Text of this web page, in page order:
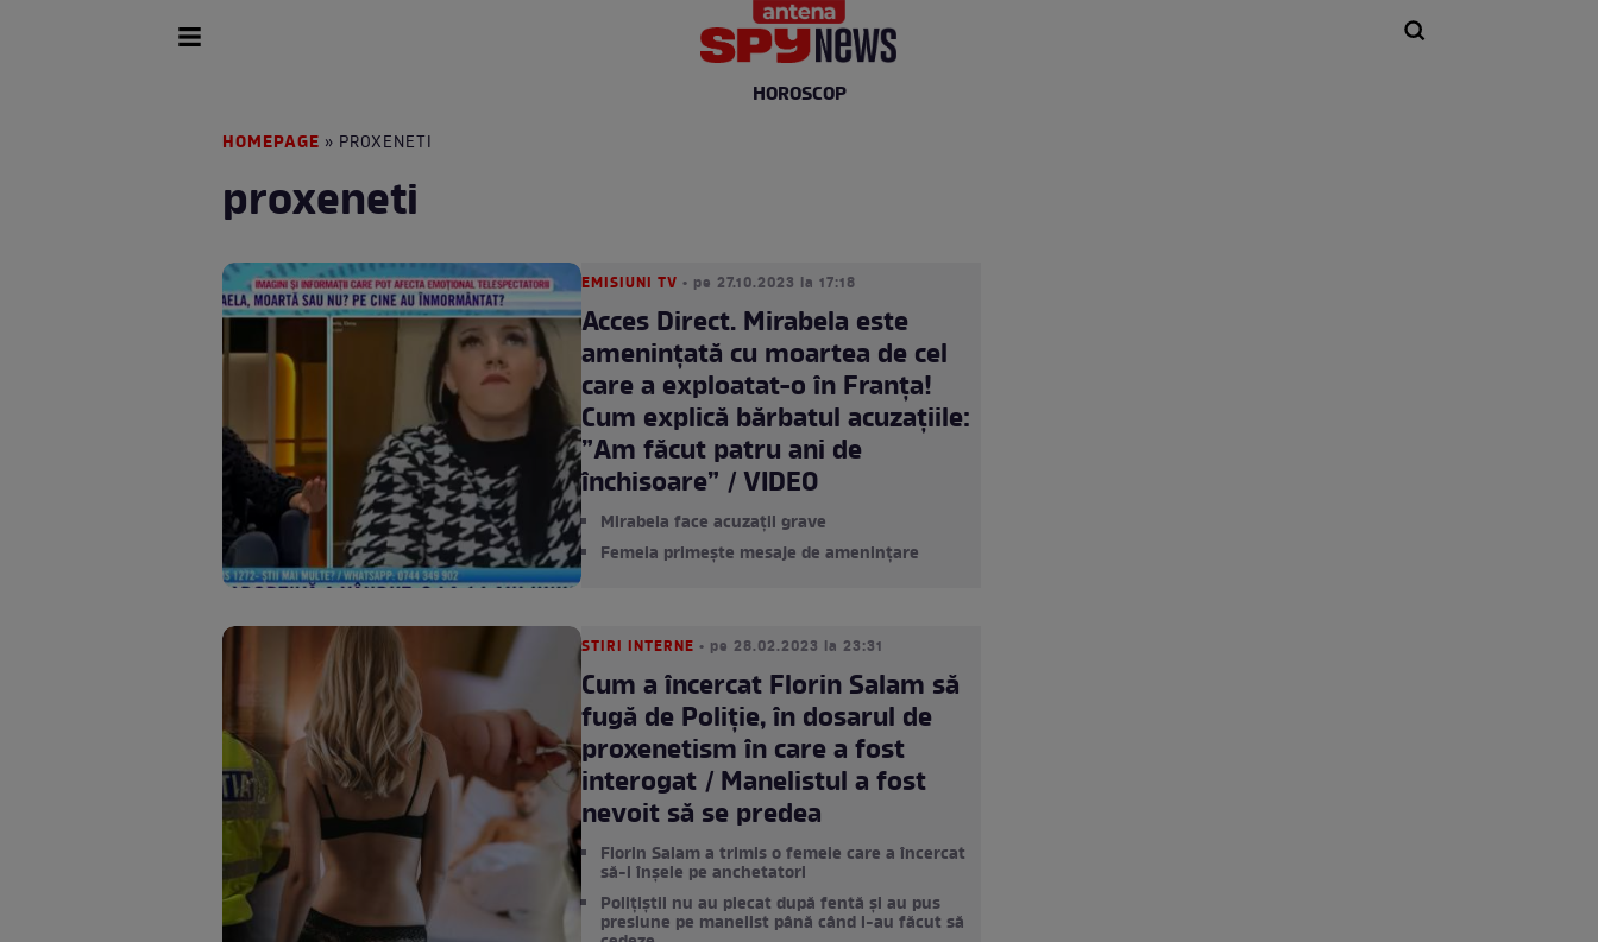
HOROSCOP
HOMEPAGE » PROXENETI
proxeneti
EMISIUNI TV • pe 27.10.2023 la 17:18
Acces Direct. Mirabela este
amenințată cu moartea de cel
care a exploatat-o în Franța!
Cum explică bărbatul acuzațiile:
”Am făcut patru ani de
închisoare” / VIDEO
Mirabela face acuzații grave
Femeia primește mesaje de amenințare
STIRI INTERNE • pe 28.02.2023 la 23:31
Cum a încercat Florin Salam să
fugă de Poliție, în dosarul de
proxenetism în care a fost
interogat / Manelistul a fost
nevoit să se predea
Florin Salam a trimis o femeie care a încercat
să-i înșele pe anchetatori
Polițiștii nu au plecat după fentă și au pus
presiune pe manelist până când l-au făcut să